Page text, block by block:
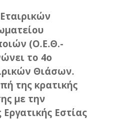
(Ο.Ε.Θ.-
το 4ο
Θιάσων.
της κρατικής
με την
Εστίας